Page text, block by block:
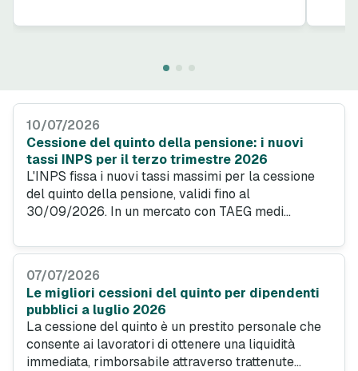
Vediamo le migliori offerte del mese da
10/07/2026
Cessione del quinto della pensione: i nuovi
tassi INPS per il terzo trimestre 2026
L'INPS fissa i nuovi tassi massimi per la cessione
del quinto della pensione, validi fino al
30/09/2026. In un mercato con TAEG medi
online è essenziale per accedere alle migliori
07/07/2026
Le migliori cessioni del quinto per dipendenti
pubblici a luglio 2026
La cessione del quinto è un prestito personale che
consente ai lavoratori di ottenere una liquidità
immediata, rimborsabile attraverso trattenute